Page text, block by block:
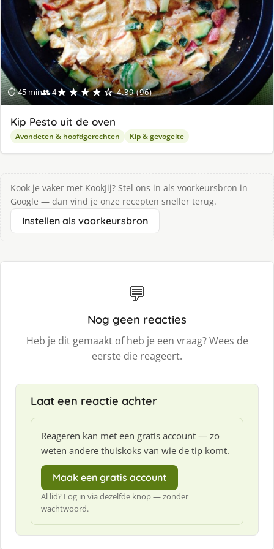
⏱ 45 min👥 4★★★★☆ 4.39 (96)
Kip Pesto uit de oven
Avondeten & hoofdgerechten Kip & gevogelte
Kook je vaker met KookJij? Stel ons in als voorkeursbron in
Google — dan vind je onze recepten sneller terug.
Instellen als voorkeursbron
💬
Nog geen reacties
Heb je dit gemaakt of heb je een vraag? Wees de
eerste die reageert.
Laat een reactie achter
Reageren kan met een gratis account — zo
weten andere thuiskoks van wie de tip komt.
Maak een gratis account
Al lid? Log in via dezelfde knop — zonder
wachtwoord.